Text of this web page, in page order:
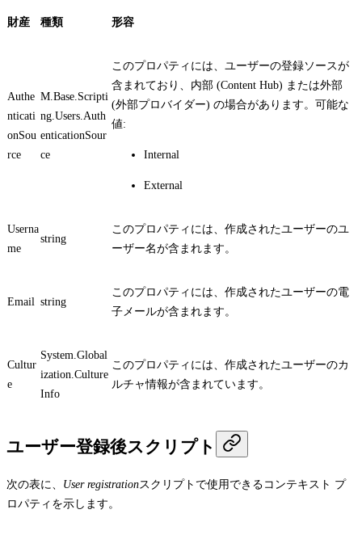
財産 種類 形容
Authe
nticati
onSou
rce
M.Base.Scripti
ng.Users.Auth
enticationSour
ce
このプロパティには、ユーザーの登録ソースが
含まれており、内部 (Content Hub) または外部
(外部プロバイダー) の場合があります。可能な
値:
Internal
External
Userna
me
string
このプロパティには、作成されたユーザーのユ
ーザー名が含まれます。
Email string
このプロパティには、作成されたユーザーの電
子メールが含まれます。
Cultur
e
System.Global
ization.Culture
Info
このプロパティには、作成されたユーザーのカ
ルチャ情報が含まれています。
ユーザー登録後スクリプト
次の表に、 User registrationスクリプトで使用できるコンテキスト プ
ロパティを示します。